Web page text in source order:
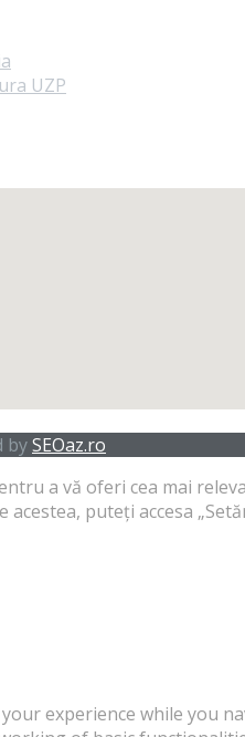
UZP
bySEOaz.ro
a vă oferi cea mai
acestea, puteți accesa
experience while you